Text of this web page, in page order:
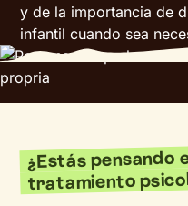
y de la importancia de
infantil cuando sea
¿Estás pensando
tratamiento